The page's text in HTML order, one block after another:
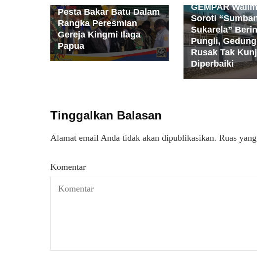
Pesta Bakar Batu Dalam
Rangka Peresmian
Gereja Kingmi Ilaga
Papua
GEMPAR
Soroti
Sukarela”
Pungli,
Rusak Tak
Diperbaiki
Tinggalkan Balasan
Alamat email Anda tidak akan dipublikasikan. Ruas
Komentar